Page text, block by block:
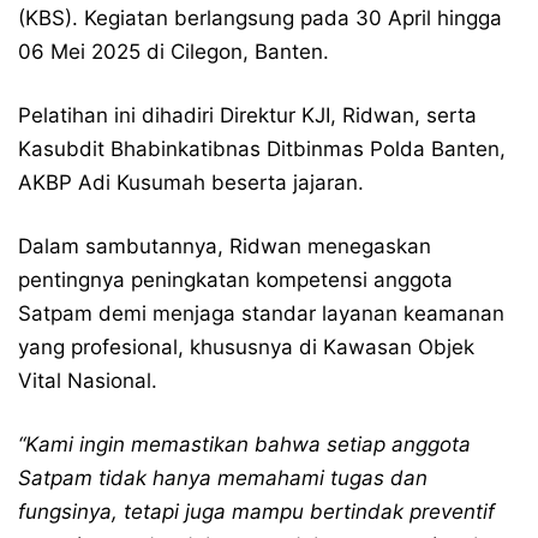
(KBS). Kegiatan berlangsung pada 30 April hingga
06 Mei 2025 di Cilegon, Banten.
Pelatihan ini dihadiri Direktur KJI, Ridwan, serta
Kasubdit Bhabinkatibnas Ditbinmas Polda Banten,
AKBP Adi Kusumah beserta jajaran.
Dalam sambutannya, Ridwan menegaskan
pentingnya peningkatan kompetensi anggota
Satpam demi menjaga standar layanan keamanan
yang profesional, khususnya di Kawasan Objek
Vital Nasional.
“Kami ingin memastikan bahwa setiap anggota
Satpam tidak hanya memahami tugas dan
fungsinya, tetapi juga mampu bertindak preventif